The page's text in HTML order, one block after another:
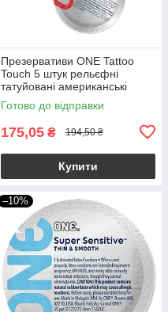
Презервативи ONE Tattoo
Touch 5 штук рельєфні
татуйовані американські
оригінал (упаковка пакет)
Готово до відправки
175,05 ₴ 194,50 ₴
Купити
–10%